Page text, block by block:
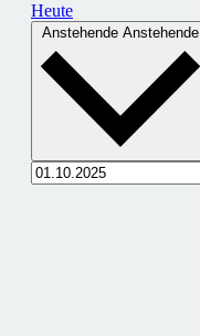
Heute
Anstehende Anstehende